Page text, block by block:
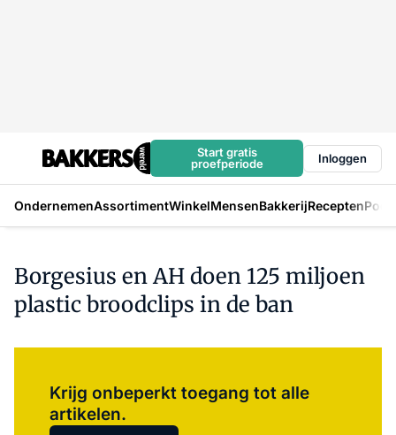
Start gratis
proefperiode
Inloggen
OndernemenAssortimentWinkelMensenBakkerijRecepten
Borgesius en AH doen 125 miljoen
plastic broodclips in de ban
Krijg onbeperkt toegang tot alle
artikelen.